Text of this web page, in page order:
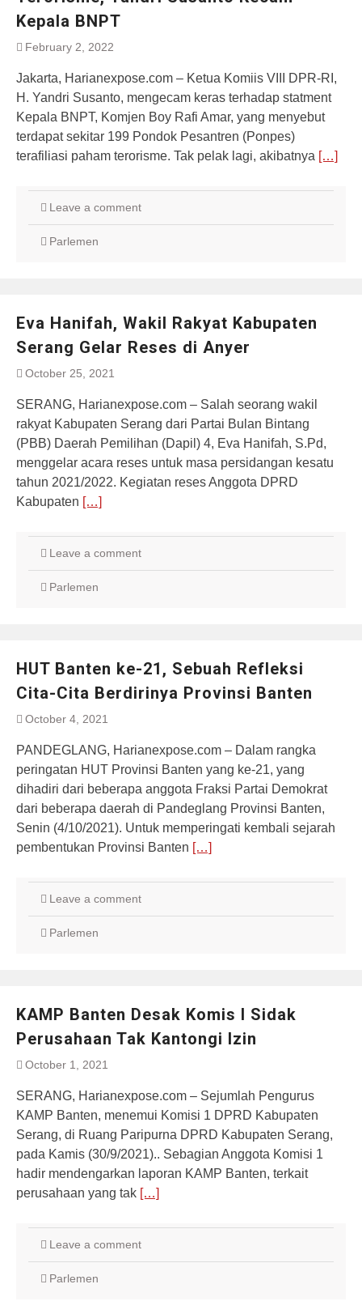
Kepala BNPT
February 2, 2022
Jakarta, Harianexpose.com – Ketua Komiis VIII DPR-RI,
H. Yandri Susanto, mengecam keras terhadap statment
Kepala BNPT, Komjen Boy Rafi Amar, yang menyebut
terdapat sekitar 199 Pondok Pesantren (Ponpes)
terafiliasi paham terorisme. Tak pelak lagi, akibatnya […]
Leave a comment
Parlemen
Eva Hanifah, Wakil Rakyat Kabupaten
Serang Gelar Reses di Anyer
October 25, 2021
SERANG, Harianexpose.com – Salah seorang wakil
rakyat Kabupaten Serang dari Partai Bulan Bintang
(PBB) Daerah Pemilihan (Dapil) 4, Eva Hanifah, S.Pd,
menggelar acara reses untuk masa persidangan kesatu
tahun 2021/2022. Kegiatan reses Anggota DPRD
Kabupaten […]
Leave a comment
Parlemen
HUT Banten ke-21, Sebuah Refleksi
Cita-Cita Berdirinya Provinsi Banten
October 4, 2021
PANDEGLANG, Harianexpose.com – Dalam rangka
peringatan HUT Provinsi Banten yang ke-21, yang
dihadiri dari beberapa anggota Fraksi Partai Demokrat
dari beberapa daerah di Pandeglang Provinsi Banten,
Senin (4/10/2021). Untuk memperingati kembali sejarah
pembentukan Provinsi Banten […]
Leave a comment
Parlemen
KAMP Banten Desak Komis I Sidak
Perusahaan Tak Kantongi Izin
October 1, 2021
SERANG, Harianexpose.com – Sejumlah Pengurus
KAMP Banten, menemui Komisi 1 DPRD Kabupaten
Serang, di Ruang Paripurna DPRD Kabupaten Serang,
pada Kamis (30/9/2021).. Sebagian Anggota Komisi 1
hadir mendengarkan laporan KAMP Banten, terkait
perusahaan yang tak […]
Leave a comment
Parlemen